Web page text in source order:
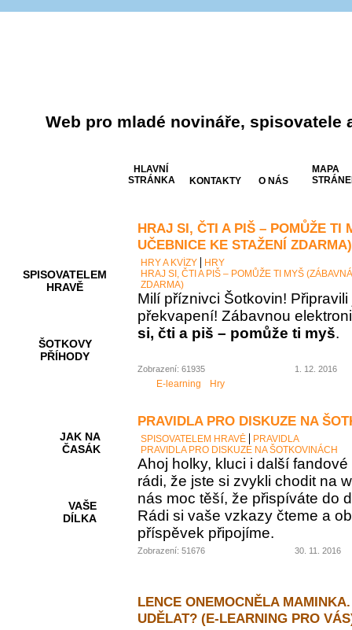
Web pro mladé novináře, spisovatele
HLAVNÍ
STRÁNKA
KONTAKTY O NÁS
MAPA
SPISOVATELEM
HRAVĚ
ŠOTKOVY
PŘÍHODY
JAK NA
ČASÁK
VAŠE
DÍLKA
HRAJ SI, ČTI A PIŠ – POMŮŽE TI
UČEBNICE KE STAŽENÍ ZDARMA)
HRY A KVÍZY
HRY
HRAJ SI, ČTI A PIŠ – POMŮŽE TI MYŠ
ZDARMA)
Milí příznivci Šotkovin!
překvapení! Zábavnou
si, čti a piš – pomůže ti myš.
Zobrazení: 61935 1. 12. 2016
E-learning Hry
PRAVIDLA PRO DISKUZE NA
SPISOVATELEM HRAVĚ
PRAVIDLA
PRAVIDLA PRO DISKUZE NA ŠOTKOVINÁCH
Ahoj holky, kluci i další
rádi, že jste si zvykli chodit na
nás moc těší, že přispíváte do
Rádi si vaše vzkazy čteme a
příspěvek připojíme.
Zobrazení: 51676 30. 11. 2016
LENCE ONEMOCNĚLA
UDĚLAT? (E-LEARNING PRO